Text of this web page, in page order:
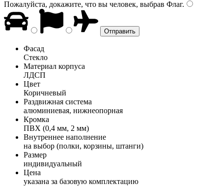
Пожалуйста, докажите, что вы человек, выбрав Флаг.
Фасад
Стекло
Материал корпуса
ЛДСП
Цвет
Коричневый
Раздвижная система
алюминиевая, нижнеопорная
Кромка
ПВХ (0,4 мм, 2 мм)
Внутреннее наполнение
на выбор (полки, корзины, штанги)
Размер
индивидуальный
Цена
указана за базовую комплектацию